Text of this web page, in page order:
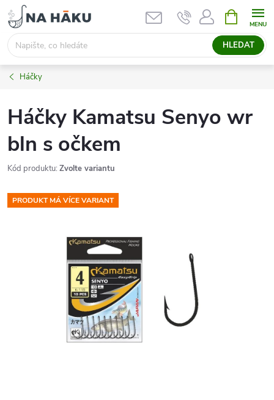
Přejít
na
obsah
HLEDAT
NÁKUPNÍ
KOŠÍK
Háčky
Háčky Kamatsu Senyo wr
bln s očkem
Kód produktu: Zvolte variantu
PRODUKT MÁ VÍCE VARIANT